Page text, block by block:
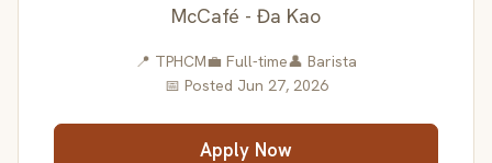
McCafé - Đa Kao
📍 TPHCM💼 Full-time👤 Barista
📅 Posted Jun 27, 2026
Apply Now